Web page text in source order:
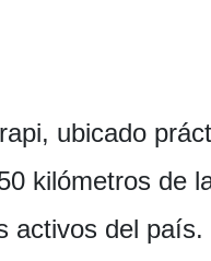
ubicado
kilómetros de
activos del